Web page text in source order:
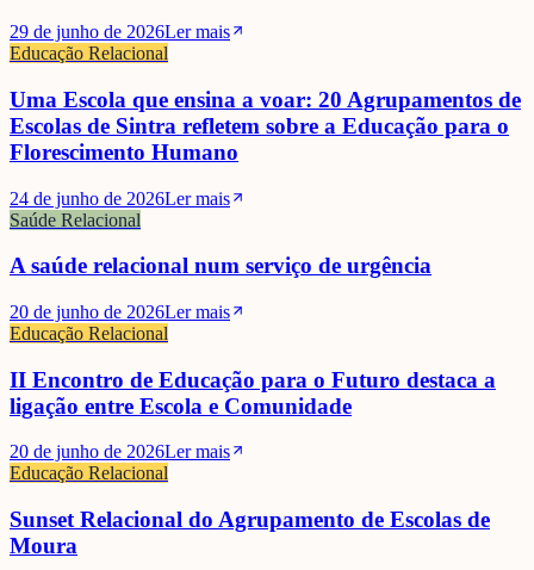
29 de junho de 2026Ler mais
Educação Relacional
Uma Escola que ensina a voar: 20 Agrupamentos de
Escolas de Sintra refletem sobre a Educação para o
Florescimento Humano
24 de junho de 2026Ler mais
Saúde Relacional
A saúde relacional num serviço de urgência
20 de junho de 2026Ler mais
Educação Relacional
II Encontro de Educação para o Futuro destaca a
ligação entre Escola e Comunidade
20 de junho de 2026Ler mais
Educação Relacional
Sunset Relacional do Agrupamento de Escolas de
Moura